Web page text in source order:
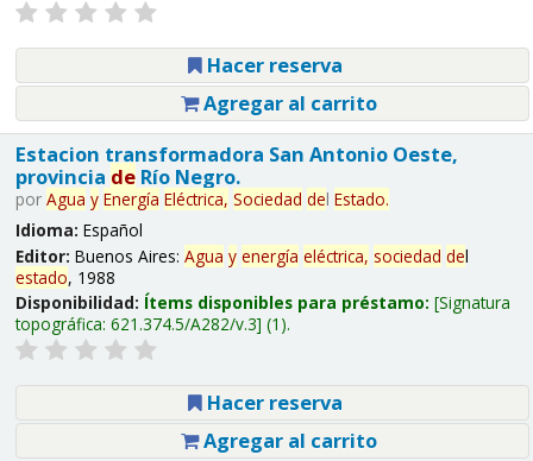
Hacer reserva
Agregar al carrito
Estacion transformadora San Antonio Oeste,
provincia deRío Negro.
por Agua y Energía Eléctrica, Sociedad del Estado.
Idioma: Español
Editor: Buenos Aires: Agua y energía eléctrica, sociedad del
estado, 1988
Disponibilidad: Ítems disponibles para préstamo: Signatura
topográfica: 621.374.5/A282/v.3 (1).
Hacer reserva
Agregar al carrito